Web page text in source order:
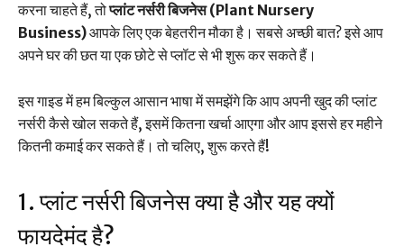
करना चाहते हैं, तोप्लांट नर्सरी बिजनेस (Plant Nursery
Business)आपके लिए एक बेहतरीन मौका है। सबसे अच्छी बात? इसे आप
अपने घर की छत या एक छोटे से प्लॉट से भी शुरू कर सकते हैं।
इस गाइड में हम बिल्कुल आसान भाषा में समझेंगे कि आप अपनी खुद की प्लांट
नर्सरी कैसे खोल सकते हैं, इसमें कितना खर्चा आएगा और आप इससे हर महीने
कितनी कमाई कर सकते हैं। तो चलिए, शुरू करते हैं!
1. प्लांट नर्सरी बिजनेस क्या है और यह क्यों
फायदेमंद है?